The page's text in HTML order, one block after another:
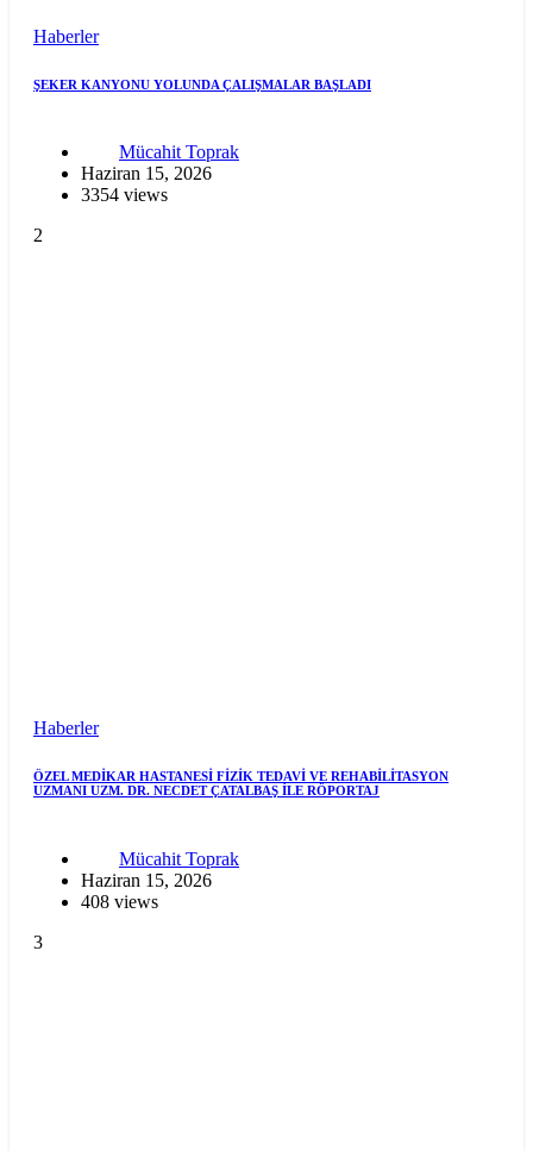
Haberler
ŞEKER KANYONU YOLUNDA ÇALIŞMALAR BAŞLADI
Mücahit Toprak
Haziran 15, 2026
3354 views
2
Haberler
ÖZEL MEDİKAR HASTANESİ FİZİK TEDAVİ VE REHABİLİTASYON
UZMANI UZM. DR. NECDET ÇATALBAŞ İLE RÖPORTAJ
Mücahit Toprak
Haziran 15, 2026
408 views
3